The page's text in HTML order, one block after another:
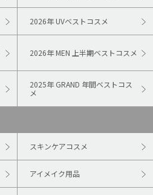
2026年 UVベストコスメ
2026年 MEN 上半期ベストコスメ
2025年 GRAND 年間ベストコス
メ
スキンケアコスメ
アイメイク用品